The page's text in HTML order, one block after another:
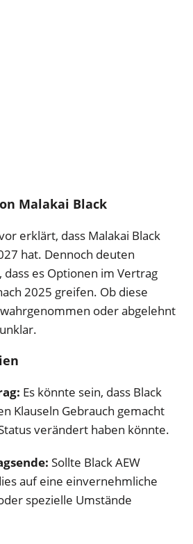
Malakai Black
erklärt, dass Malakai Black
hat. Dennoch deuten
es Optionen im Vertrag
2025 greifen. Ob diese
oder abgelehnt
Es könnte sein, dass Black
Klauseln Gebrauch gemacht
verändert haben könnte.
Sollte Black AEW
auf eine einvernehmliche
spezielle Umstände